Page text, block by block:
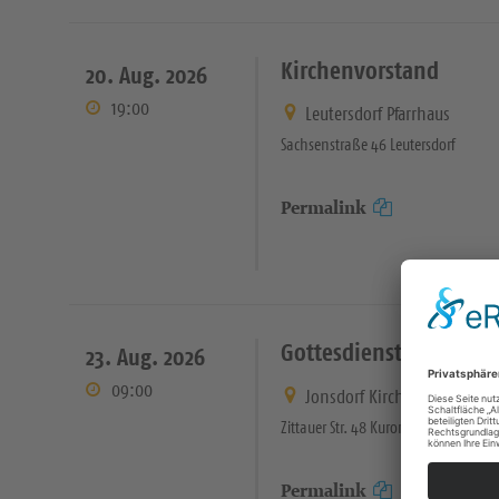
20. Aug. 2026
19:00
Kirchenvorstand
Leutersdorf Pfarrhaus
Sachsenstraße 46 Leutersdorf
Permalink
23. Aug. 2026
09:00
Gottesdienst
Jonsdorf Kirche
Zittauer Str. 48 Kurort Jonsdorf
Permalink